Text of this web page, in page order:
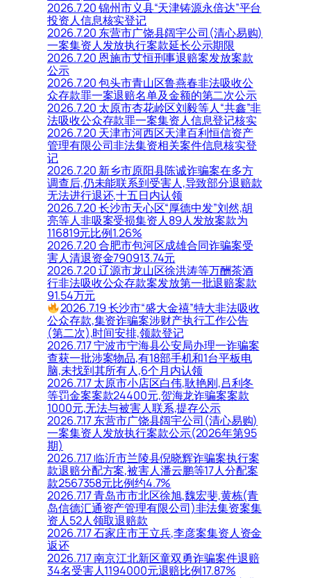
2026.7.20 锦州市义县“天津铸源永倍达”平台
投资人信息核实登记
2026.7.20 东营市广饶县阔宇公司(清心易购)
一案集资人发放执行案款延长公示期限
2026.7.20 恩施市艾恒刑事退赔案发放案款
公示
2026.7.20 包头市青山区鲁燕春非法吸收公
众存款罪一案退赔名单及金额的第二次公示
2026.7.20 太原市杏花岭区刘毅等人“共鑫”非
法吸收公众存款罪一案集资人信息登记核实
2026.7.20 天津市河西区天津百利恒信资产
管理有限公司非法集资相关案件信息核实登
记
2026.7.20 新乡市原阳县陈诚诈骗案在多方
调查后,仍未能联系到受害人,导致部分退赔款
无法进行退还,十五日内认领
2026.7.20 长沙市天心区“厚德中发”刘然,胡
亮等人非吸案受损集资人89人发放案款为
116819元比例1.26%
2026.7.20 合肥市包河区成雄合同诈骗案受
害人清退资金790913.74元
2026.7.20 辽源市龙山区徐洪涛等万酬茶酒
行非法吸收公众存款案发放第一批退赔案款
91.54万元
2026.7.19 长沙市“盛大金禧”特大非法吸收
公众存款,集资诈骗案涉财产执行工作公告
(第二次),时间安排,领款登记
2026.7.17 宁波市宁海县公安局办理一诈骗案
查获一批涉案物品,有18部手机和1台平板电
脑,未找到其所有人,6个月内认领
2026.7.17 太原市小店区白伟,耿艳刚,吕利冬
等罚金案案款24400元,贺海龙诈骗案案款
1000元,无法与被害人联系,提存公示
2026.7.17 东营市广饶县阔宇公司(清心易购)
一案集资人发放执行案款公示(2026年第95
期)
2026.7.17 临沂市兰陵县倪晓辉诈骗案执行案
款退赔分配方案,被害人潘云鹏等17人分配案
款2567358元比例约4.7%
2026.7.17 青岛市市北区徐旭,魏宏斐,黄栋(青
岛信德汇通资产管理有限公司)非法集资案集
资人52人领取退赔款
2026.7.17 石家庄市王立兵,李彦案集资人资金
返还
2026.7.17 南京江北新区童双勇诈骗案件退赔
34名受害人1194000元退赔比例17.87%